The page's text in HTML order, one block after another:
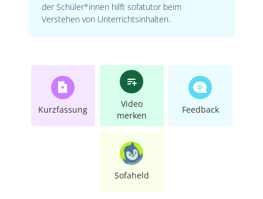
der Schüler*innen hilft sofatutor beim
Verstehen von Unterrichtsinhalten.
Kurzfassung
Video
merken
Feedback
Sofaheld